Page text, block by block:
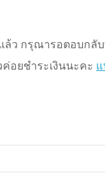
ว กรุณารอตอบกลับ
อยชำระเงินนะคะ